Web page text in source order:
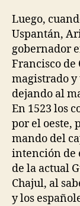
Luego,
Uspantán,
gobernador
Francisco
magistrado y
dejando al
En 1523 los
por el oeste,
mando del
intención de
de la actual
Chajul, al
y los